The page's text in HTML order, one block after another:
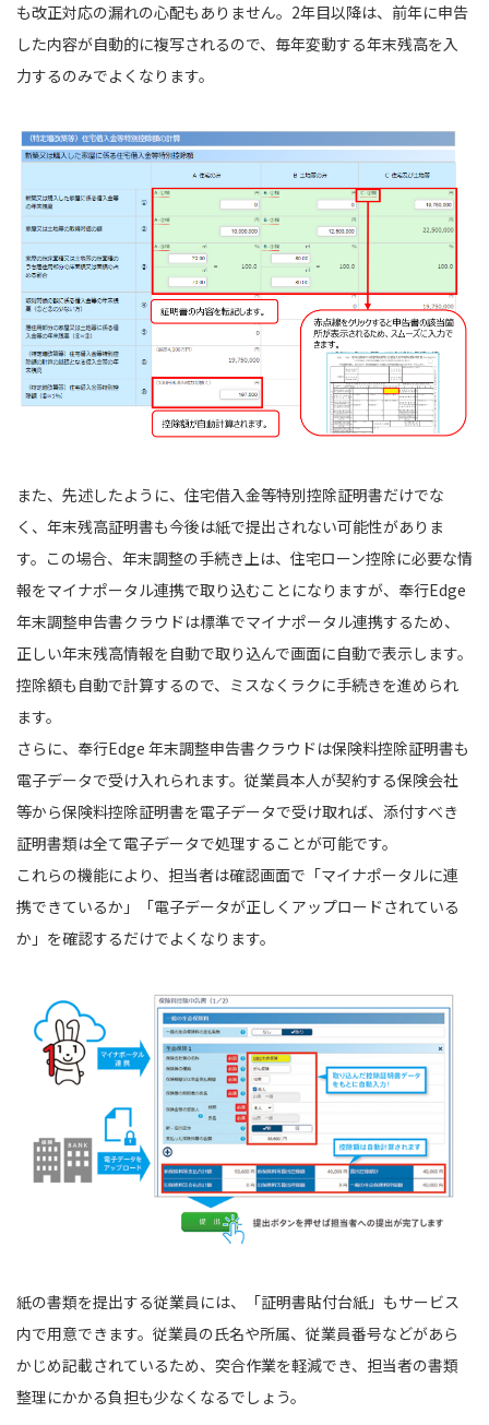
も改正対応の漏れの心配もありません。2年目以降は、前年に申告
した内容が自動的に複写されるので、毎年変動する年末残高を入
力するのみでよくなります。
また、先述したように、住宅借入金等特別控除証明書だけでな
く、年末残高証明書も今後は紙で提出されない可能性がありま
す。この場合、年末調整の手続き上は、住宅ローン控除に必要な情
報をマイナポータル連携で取り込むことになりますが、奉行Edge
年末調整申告書クラウドは標準でマイナポータル連携するため、
正しい年末残高情報を自動で取り込んで画面に自動で表示します。
控除額も自動で計算するので、ミスなくラクに手続きを進められ
ます。
さらに、奉行Edge 年末調整申告書クラウドは保険料控除証明書も
電子データで受け入れられます。従業員本人が契約する保険会社
等から保険料控除証明書を電子データで受け取れば、添付すべき
証明書類は全て電子データで処理することが可能です。
これらの機能により、担当者は確認画面で「マイナポータルに連
携できているか」「電子データが正しくアップロードされている
か」を確認するだけでよくなります。
紙の書類を提出する従業員には、「証明書貼付台紙」もサービス
内で用意できます。従業員の氏名や所属、従業員番号などがあら
かじめ記載されているため、突合作業を軽減でき、担当者の書類
整理にかかる負担も少なくなるでしょう。